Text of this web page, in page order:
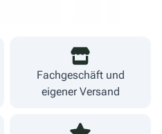
Fachgeschäft und
eigener Versand